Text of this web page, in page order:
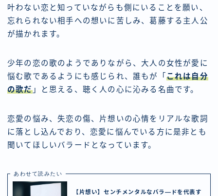
叶わない恋と知っていながらも側にいることを願い、
忘れられない相手への想いに苦しみ、葛藤する主人公
が描かれます。
少年の恋の歌のようでありながら、大人の女性が愛に
悩む歌であるようにも感じられ、誰もが「 これは自分
の歌だ」と思える、聴く人の心に沁みる名曲です。
恋愛の悩み、失恋の傷、片想いの心情をリアルな歌詞
に落とし込んでおり、恋愛に悩んでいる方に是非とも
聞いてほしいバラードとなっています。
あわせて読みたい
【片想い】センチメンタルなバラ―ドを代表す